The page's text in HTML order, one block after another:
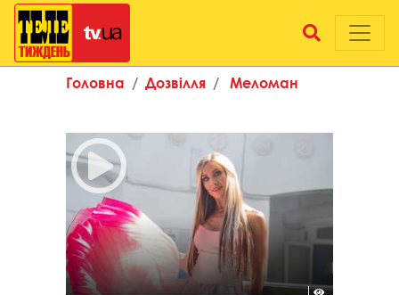
Головна Дозвілля Меломан